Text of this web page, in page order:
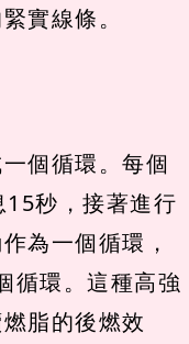
實線條。
個循環。每個
秒，接著進行
為一個循環，
循環。這種高強
脂的後燃效